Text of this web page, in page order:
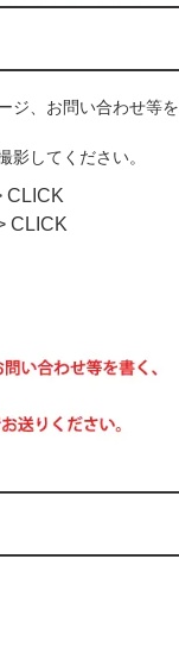
ジ、お問い合わせ等を
影してください。
CLICK
CLICK